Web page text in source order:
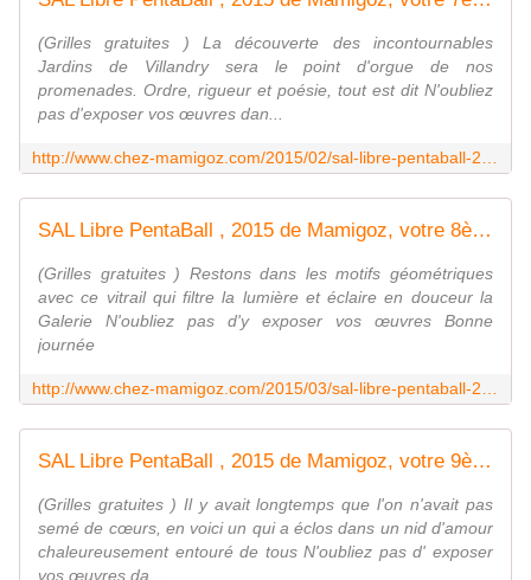
(Grilles gratuites ) La découverte des incontournables
Jardins de Villandry sera le point d'orgue de nos
promenades. Ordre, rigueur et poésie, tout est dit N'oubliez
pas d'exposer vos œuvres dan...
SAL Libre PentaBall , 2015 de Mamigoz, votre 8ème Penta - Chez Mamigoz
(Grilles gratuites ) Restons dans les motifs géométriques
avec ce vitrail qui filtre la lumière et éclaire en douceur la
Galerie N'oubliez pas d'y exposer vos œuvres Bonne
journée
SAL Libre PentaBall , 2015 de Mamigoz, votre 9ème Penta - Chez Mamigoz
(Grilles gratuites ) Il y avait longtemps que l'on n'avait pas
semé de cœurs, en voici un qui a éclos dans un nid d'amour
chaleureusement entouré de tous N'oubliez pas d' exposer
vos œuvres da...